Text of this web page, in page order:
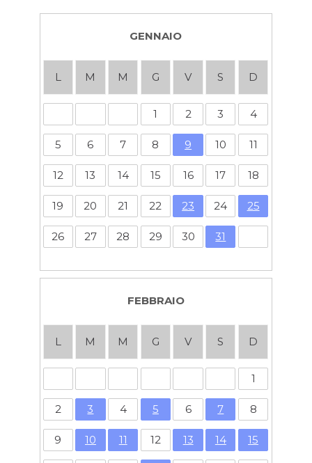
GENNAIO
L M M G V S D
1 2 3 4
5 6 7 8 9 10 11
12 13 14 15 16 17 18
19 20 21 22 23 24 25
26 27 28 29 30 31
FEBBRAIO
L M M G V S D
1
2 3 4 5 6 7 8
9 10 11 12 13 14 15